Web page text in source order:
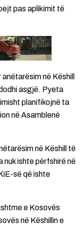
pas aplikimit të
në Këshill
asgjë. Pyeta
planifikojnë ta
në Asamblenë
në Këshill të
nuk ishte përfshirë në
së që ishte
e Kosovës
në Këshillin e